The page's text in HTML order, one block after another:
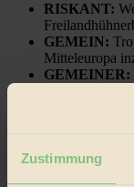
Zustimmung
RISKANT:
GEMEIN:
Mitteleuropa
GEMEINER: